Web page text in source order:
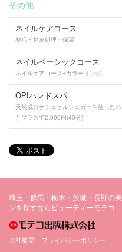
その他
ネイルケアコース
整爪・甘皮処理・保湿
ネイルベーシックコース
ネイルケアコース+カラーリング
OPIハンドスパ
天然成分ナチュラルシュガーを使った
とプラスで2,000円(40分)
埼玉・群馬・栃木・茨城・長野の
ンを探すならビューティーモテコ
会社概要 プライバシーポリシー